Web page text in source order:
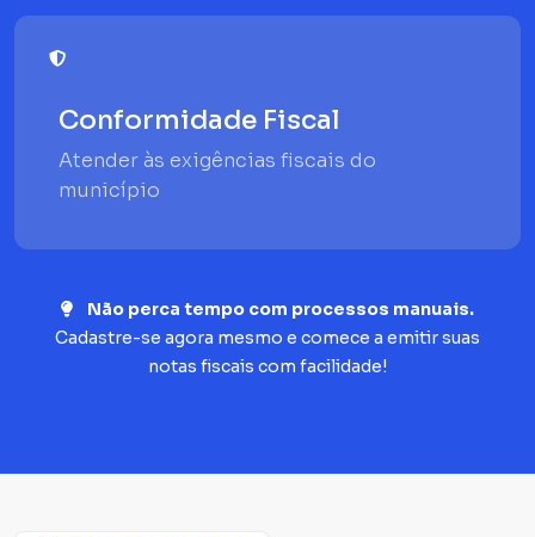
Conformidade Fiscal
Atender às exigências fiscais do
município
Não perca tempo com processos manuais.
Cadastre-se agora mesmo e comece a emitir suas
notas fiscais com facilidade!